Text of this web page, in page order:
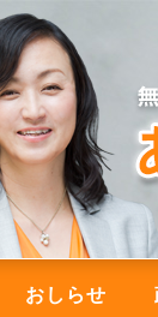
おしらせ